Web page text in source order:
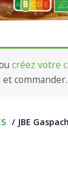
créez votre
commander.
/ JBE